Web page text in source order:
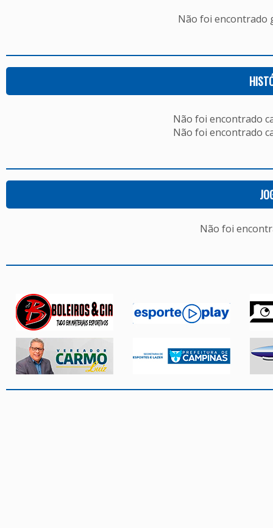
Não foi encontrado
Não foi encontrado
Não foi encontrado
Não foi